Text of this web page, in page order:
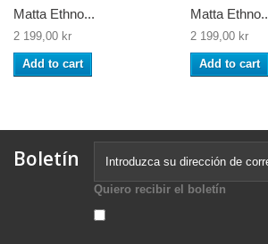
Matta Ethno...
2 199,00 kr
Add to cart
Matta
2 199,00 kr
Add to cart
Boletín
Quiero recibir el boletín